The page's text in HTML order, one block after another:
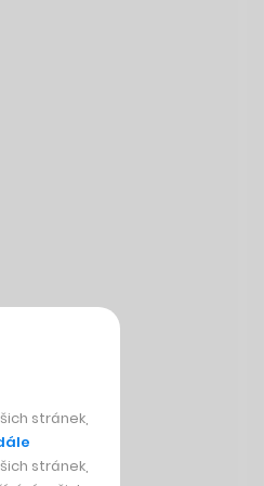
stránek,
stránek,